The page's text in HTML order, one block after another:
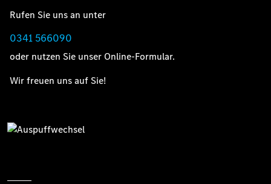
Rufen Sie uns an unter
0341 566090
oder nutzen Sie unser Online-Formular.
Wir freuen uns auf Sie!